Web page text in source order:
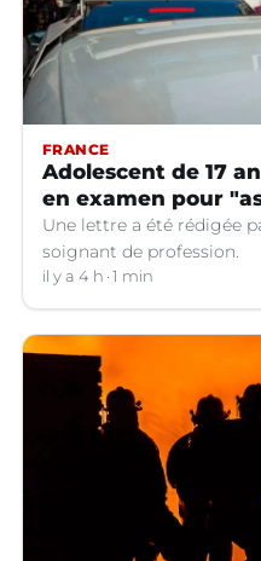
FRANCE
Adolescent de 17
en examen pour
Une lettre a été rédigée
soignant de profession.
il y a 4 h 1 min